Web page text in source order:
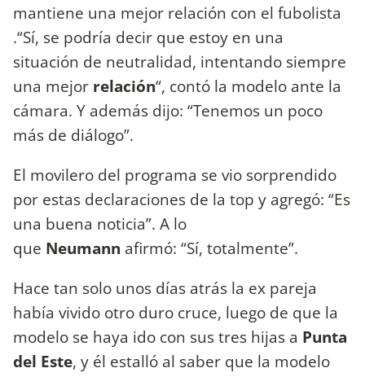
mantiene una mejor relación con el fubolista
.“Sí, se podría decir que estoy en una
situación de neutralidad, intentando siempre
una mejor relación“, contó la modelo ante la
cámara. Y además dijo: “Tenemos un poco
más de diálogo”.
El movilero del programa se vio sorprendido
por estas declaraciones de la top y agregó: “Es
una buena noticia”. A lo
que Neumann afirmó: “Sí, totalmente”.
Hace tan solo unos días atrás la ex pareja
había vivido otro duro cruce, luego de que la
modelo se haya ido con sus tres hijas a Punta
del Este, y él estalló al saber que la modelo